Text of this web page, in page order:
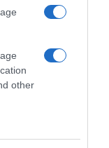
other
Αύγουστος
βοριάδες